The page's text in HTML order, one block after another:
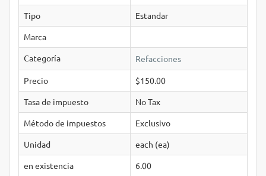
Tipo
Estandar
Marca
Categoría
Refacciones
Precio
$150.00
Tasa de impuesto
No Tax
Método de impuestos
Exclusivo
Unidad
each (ea)
en existencia
6.00